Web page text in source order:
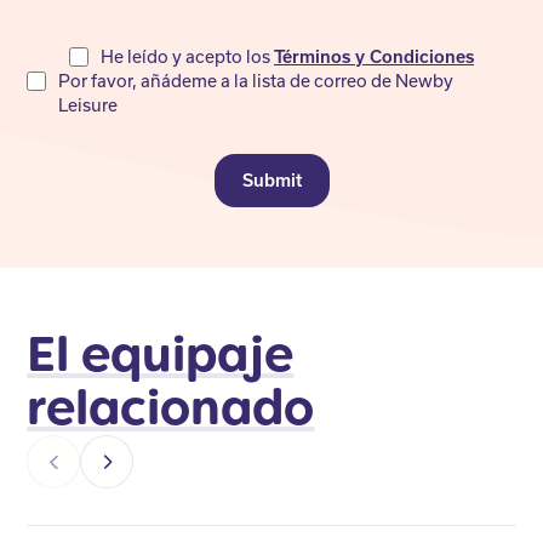
not
He leído y acepto losTérminos y Condiciones
Por favor, añádeme a la lista de correo de Newby
Leisure
Submit
El equipaje
relacionado